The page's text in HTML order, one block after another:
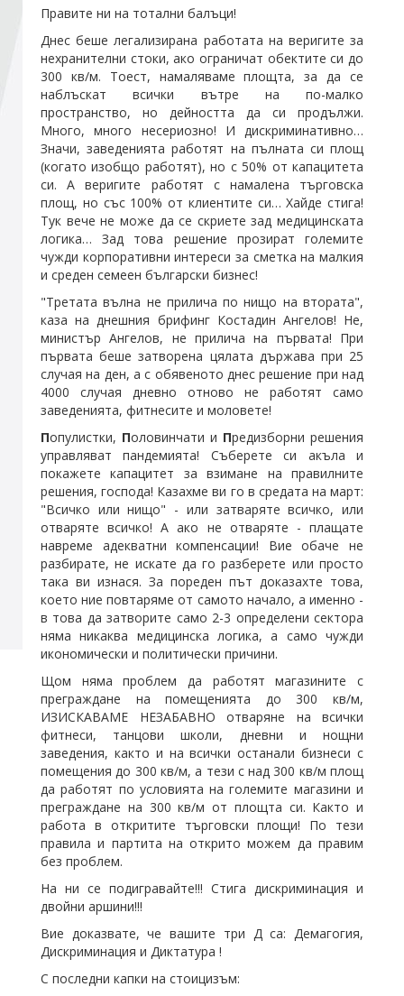
Стани член
Абонирайте се!
Правите ни на тотални балъци!
Днес беше легализирана работата на веригите за
нехранителни стоки, ако ограничат обектите си до
300 кв/м. Тоест, намаляваме площта, за да сe
наблъскат всички вътре на по-малко
пространство, но дейността да си продължи.
Много, много несериозно! И дискриминативно…
Значи, заведенията работят на пълната си площ
(когато изобщо работят), но с 50% от капацитета
си. А веригите работят с намалена търговска
площ, но със 100% от клиентите си… Хайде стига!
Тук вече не може да се скриете зад медицинската
логика… Зад това решение прозират големите
чужди корпоративни интереси за сметка на малкия
и среден семеен български бизнес!
"Третата вълна не прилича по нищо на втората",
каза на днешния брифинг Костадин Ангелов! Не,
министър Ангелов, не прилича на първата! При
първата беше затворена цялата държава при 25
случая на ден, а с обявеното днес решение при над
4000 случая дневно отново не работят само
заведенията, фитнесите и моловете!
Популистки, Половинчати и Предизборни решения
управляват пандемията! Съберете си акъла и
покажете капацитет за взимане на правилните
решения, господа! Казахме ви го в средата на март:
"Всичко или нищо" - или затваряте всичко, или
отваряте всичко! А ако не отваряте - плащате
навреме адекватни компенсации! Вие обаче не
разбирате, не искате да го разберете или просто
така ви изнася. За пореден път доказахте това,
което ние повтаряме от самото начало, а именно -
в това да затворите само 2-3 определени сектора
няма никаква медицинска логика, а само чужди
икономически и политически причини.
Щом няма проблем да работят магазините с
преграждане на помещенията до 300 кв/м,
ИЗИСКАВАМЕ НЕЗАБАВНО отваряне на всички
фитнеси, танцови школи, дневни и нощни
заведения, както и на всички останали бизнеси с
помещения до 300 кв/м, а тези с над 300 кв/м площ
да работят по условията на големите магазини и
преграждане на 300 кв/м от площта си. Както и
работа в откритите търговски площи! По тези
правила и партита на открито можем да правим
без проблем.
На ни се подигравайте!!! Стига дискриминация и
двойни аршини!!!
Вие доказвате, че вашите три Д са: Демагогия,
Дискриминация и Диктатура !
С последни капки на стоицизъм: